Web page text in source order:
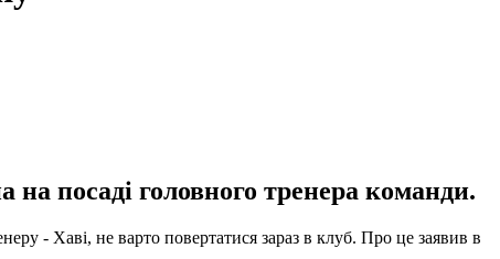
посаді головного тренера команди.
- Хаві, не варто повертатися зараз в клуб. Про це заявив в